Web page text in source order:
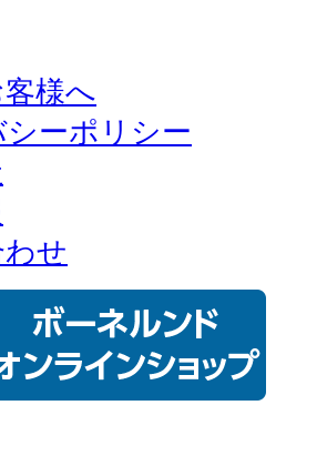
様へ
ーポリシー
せ